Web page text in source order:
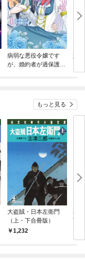
病弱な悪役令嬢です
が、婚約者が過保護す
妹
もっと見る
大盗賊・日本左衛門
（上・下合冊版）
1,232
幕
下